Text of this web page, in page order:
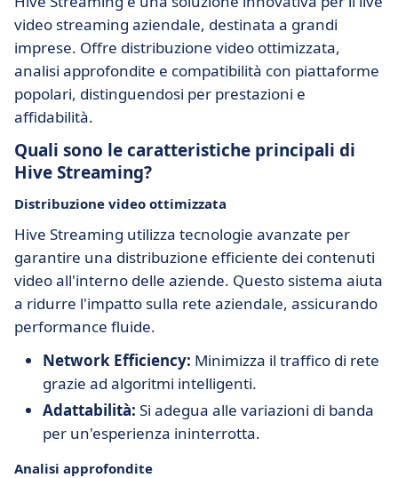
video streaming aziendale, destinata a grandi
imprese. Offre distribuzione video ottimizzata,
analisi approfondite e compatibilità con piattaforme
popolari, distinguendosi per prestazioni e
affidabilità.
Quali sono le caratteristiche principali di
Hive Streaming?
Distribuzione video ottimizzata
Hive Streaming utilizza tecnologie avanzate per
garantire una distribuzione efficiente dei contenuti
video all'interno delle aziende. Questo sistema aiuta
a ridurre l'impatto sulla rete aziendale, assicurando
performance fluide.
Network Efficiency: Minimizza il traffico di rete
grazie ad algoritmi intelligenti.
Adattabilità: Si adegua alle variazioni di banda
per un'esperienza ininterrotta.
Analisi approfondite